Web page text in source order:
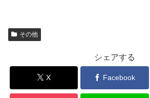
その他
シェアする
X Facebook